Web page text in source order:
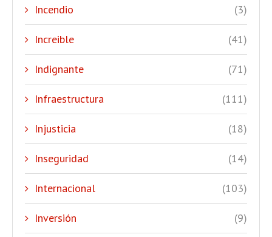
Incendio (3)
Increible (41)
Indignante (71)
Infraestructura (111)
Injusticia (18)
Inseguridad (14)
Internacional (103)
Inversión (9)